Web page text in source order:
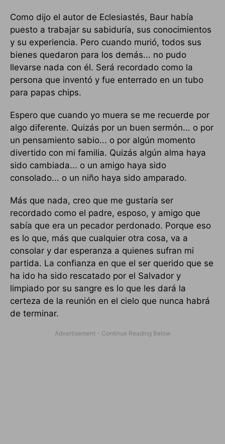
Como dijo el autor de Eclesiastés, Baur había
puesto a trabajar su sabiduría, sus conocimientos
y su experiencia. Pero cuando murió, todos sus
bienes quedaron para los demás... no pudo
llevarse nada con él. Será recordado como la
persona que inventó y fue enterrado en un tubo
para papas chips.
Espero que cuando yo muera se me recuerde por
algo diferente. Quizás por un buen sermón... o por
un pensamiento sabio... o por algún momento
divertido con mi familia. Quizás algún alma haya
sido cambiada... o un amigo haya sido
consolado... o un niño haya sido amparado.
Más que nada, creo que me gustaría ser
recordado como el padre, esposo, y amigo que
sabía que era un pecador perdonado. Porque eso
es lo que, más que cualquier otra cosa, va a
consolar y dar esperanza a quienes sufran mi
partida. La confianza en que el ser querido que se
ha ido ha sido rescatado por el Salvador y
limpiado por su sangre es lo que les dará la
certeza de la reunión en el cielo que nunca habrá
de terminar.